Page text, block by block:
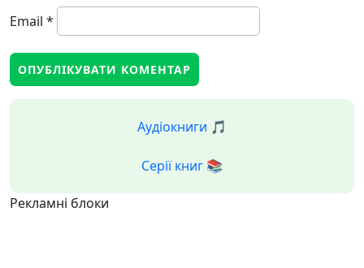
Email *
Аудіокниги 🎵
Серії книг 📚
Рекламні блоки